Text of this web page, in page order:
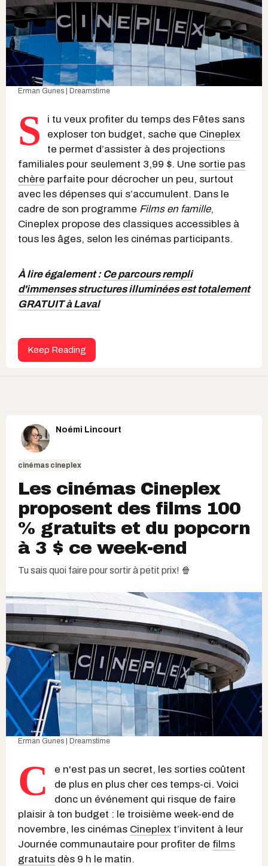
Erman Gunes | Dreamstime
S
i tu veux profiter du temps des Fêtes sans
exploser ton budget, sache que Cineplex
te permet d’assister à des projections
familiales pour seulement 3,99 $. Une sortie pas
chère parfaite pour décrocher un peu, surtout
avec les dépenses qui s’accumulent. Dans le
cadre de son programme Films en famille,
Cineplex propose des classiques accessibles à
tous les âges, selon les cinémas participants.
À lire également : Ce parcours rempli
d'immenses structures illuminées est totalement
GRATUIT à Laval
Keep Reading
Noémi Lincourt
cinémas cineplex
Les cinémas Cineplex
proposent des films 100
% gratuits et du popcorn
à 3 $ ce week-end
Tu sais quoi faire pour sortir à petit prix! 🍿
Erman Gunes | Dreamstime
C
e n'est pas un secret, les sorties coûtent
de plus en plus cher ces temps-ci. Voici
donc un événement qui risque de faire
plaisir à ton budget : le troisième week-end de
novembre, les cinémas Cineplex t’invitent à leur
Journée communautaire pour profiter de films
gratuits dès 9 h le matin.